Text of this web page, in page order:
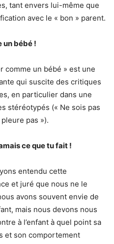
tant envers lui-même que
avec le « bon » parent.
un bébé !
comme un bébé » est une
qui suscite des critiques
en particulier dans une
stéréotypés (« Ne sois pas
pas »).
ce que tu fait !
entendu cette
et juré que nous ne le
avons souvent envie de
mais nous devons nous
à l’enfant à quel point sa
et son comportement